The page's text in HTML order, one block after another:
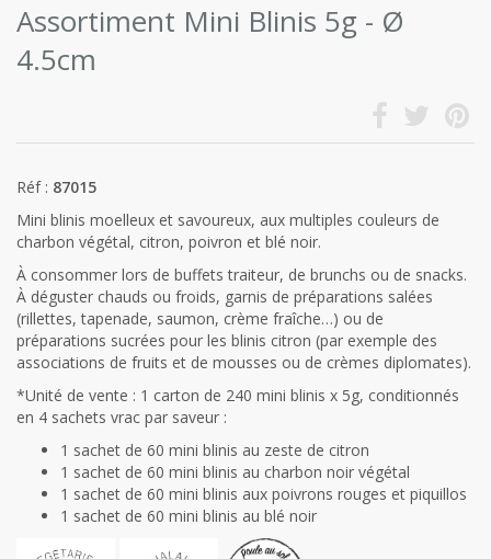
Assortiment Mini Blinis 5g - Ø
4.5cm
Réf : 87015
Mini blinis moelleux et savoureux, aux multiples couleurs de
charbon végétal, citron, poivron et blé noir.
À consommer lors de buffets traiteur, de brunchs ou de snacks.
À déguster chauds ou froids, garnis de préparations salées
(rillettes, tapenade, saumon, crème fraîche…) ou de
préparations sucrées pour les blinis citron (par exemple des
associations de fruits et de mousses ou de crèmes diplomates).
*Unité de vente : 1 carton de 240 mini blinis x 5g, conditionnés
en 4 sachets vrac par saveur :
1 sachet de 60 mini blinis au zeste de citron
1 sachet de 60 mini blinis au charbon noir végétal
1 sachet de 60 mini blinis aux poivrons rouges et piquillos
1 sachet de 60 mini blinis au blé noir